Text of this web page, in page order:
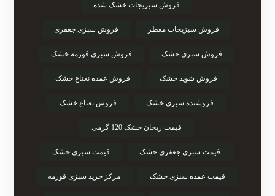
فروش سبزیجات خشک شده
فروش سبزیجات معطر فروش سبزی جعفری
فروش سبزی خشک فروش سبزی قورمه خشک
فروش شوید خشک فروش عمده نعناع خشک
فروشنده سبزی خشک فروش نعناع خشک
قیمت ریحان خشک 120 گرمی
قیمت سبزی جعفری خشک قیمت سبزی خشک
قیمت عمده سبزی خشک مرکز خرید سبزی قورمه